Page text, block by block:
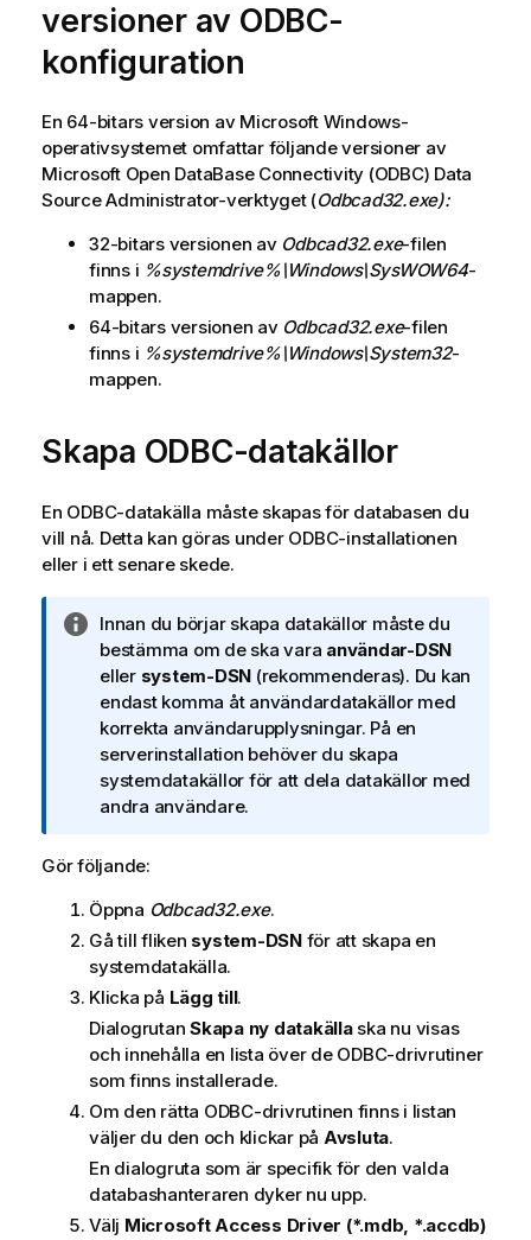
versioner av ODBC-
konfiguration
En 64-bitars version av Microsoft Windows-
operativsystemet omfattar följande versioner av
Microsoft Open DataBase Connectivity (ODBC) Data
Source Administrator-verktyget (Odbcad32.exe):
32-bitars versionen av Odbcad32.exe-filen
finns i %systemdrive%\Windows\SysWOW64-
mappen.
64-bitars versionen av Odbcad32.exe-filen
finns i %systemdrive%\Windows\System32-
mappen.
Skapa ODBC-datakällor
En ODBC-datakälla måste skapas för databasen du
vill nå. Detta kan göras under ODBC-installationen
eller i ett senare skede.
A
n
t
e
c
k
n
i
g
m
i
n
f
r
m
a
t
i
o
n
Innan du börjar skapa datakällor måste du
bestämma om de ska vara användar-DSN
eller system-DSN (rekommenderas). Du kan
endast komma åt användardatakällor med
korrekta användarupplysningar. På en
serverinstallation behöver du skapa
systemdatakällor för att dela datakällor med
andra användare.
Gör följande:
Öppna Odbcad32.exe.
Gå till fliken system-DSNför att skapa en
systemdatakälla.
Klicka på Lägg till.
Dialogrutan Skapa ny datakällaska nu visas
och innehålla en lista över de ODBC-drivrutiner
som finns installerade.
Om den rätta ODBC-drivrutinen finns i listan
väljer du den och klickar på Avsluta.
En dialogruta som är specifik för den valda
databashanteraren dyker nu upp.
Välj Microsoft Access Driver (*.mdb, *.accdb)